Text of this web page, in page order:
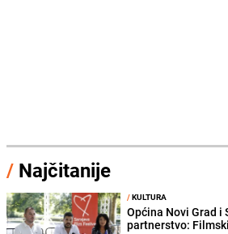
/ Najčitanije
/KULTURA
Općina Novi Grad i
partnerstvo: